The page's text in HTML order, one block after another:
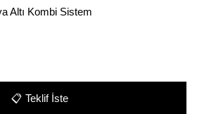
Altı Kombi Sistem
📋 Teklif İste